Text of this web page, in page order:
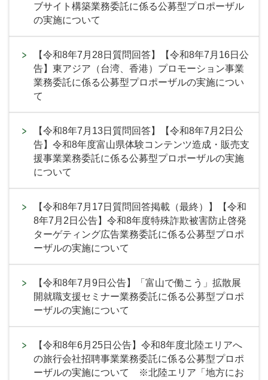
ブサイト構築業務委託に係る公募型プロポーザル
の実施について
【令和8年7月28日質問回答】【令和8年7月16日公
告】東アジア（台湾、香港）プロモーション事業
業務委託に係る公募型プロポーザルの実施につい
て
【令和8年7月13日質問回答】【令和8年7月2日公
告】令和8年度富山県体験コンテンツ造成・販売支
援事業業務委託に係る公募型プロポーザルの実施
について
【令和8年7月17日質問回答掲載（最終）】【令和
8年7月2日公告】令和8年度特殊詐欺被害防止啓発
ターゲティング広告業務委託に係る公募型プロポ
ーザルの実施について
【令和8年7月9日公告】「富山で働こう」拡散展
開就職支援セミナー業務委託に係る公募型プロポ
ーザルの実施について
【令和8年6月25日公告】令和8年度北陸エリアへ
の旅行会社招聘事業業務委託に係る公募型プロポ
ーザルの実施について ※北陸エリア「地方にお